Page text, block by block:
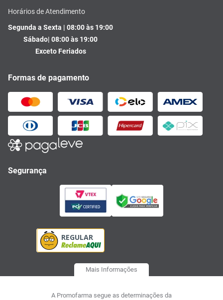
Horários de Atendimento
Segunda a Sexta | 08:00 às 19:00
Sábado| 08:00 às 19:00
Exceto Feriados
Formas de pagamento
Segurança
Mais Informações
A Promofarma segue as determinações da